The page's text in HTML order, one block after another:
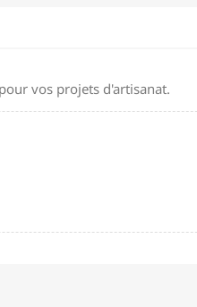
vos projets d'artisanat.